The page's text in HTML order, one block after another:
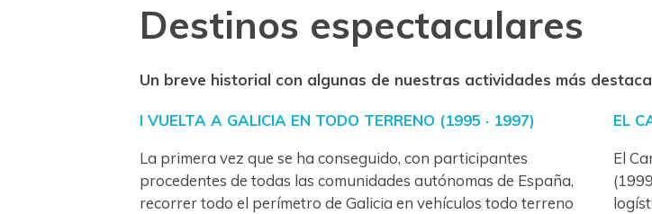
Destinos espectaculares
Un breve historial con algunas de nuestras actividades más
I VUELTA A GALICIA EN TODO TERRENO (1995 · 1997)
La primera vez que se ha conseguido, con participantes
procedentes de todas las comunidades autónomas de España,
recorrer todo el perímetro de Galicia en vehículos todo terreno
EL
El